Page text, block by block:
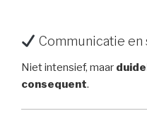
Communicatie
Niet intensief, maar
consequent.